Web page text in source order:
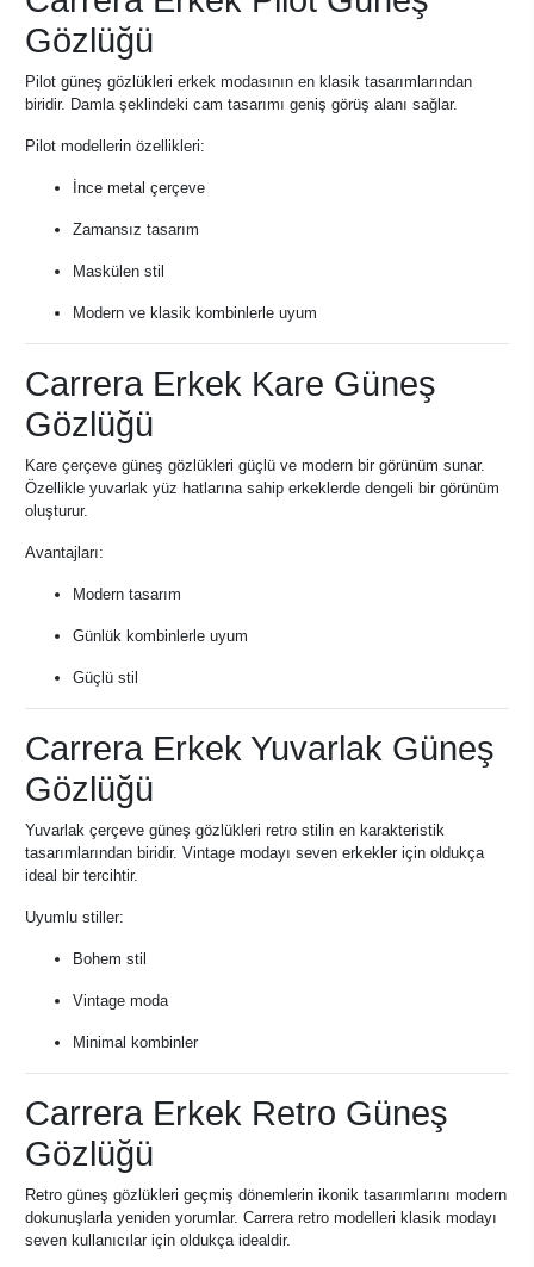
Gözlüğü
Pilot güneş gözlükleri erkek modasının en klasik tasarımlarından
biridir. Damla şeklindeki cam tasarımı geniş görüş alanı sağlar.
Pilot modellerin özellikleri:
İnce metal çerçeve
Zamansız tasarım
Maskülen stil
Modern ve klasik kombinlerle uyum
Carrera Erkek Kare Güneş
Gözlüğü
Kare çerçeve güneş gözlükleri güçlü ve modern bir görünüm sunar.
Özellikle yuvarlak yüz hatlarına sahip erkeklerde dengeli bir görünüm
oluşturur.
Avantajları:
Modern tasarım
Günlük kombinlerle uyum
Güçlü stil
Carrera Erkek Yuvarlak Güneş
Gözlüğü
Yuvarlak çerçeve güneş gözlükleri retro stilin en karakteristik
tasarımlarından biridir. Vintage modayı seven erkekler için oldukça
ideal bir tercihtir.
Uyumlu stiller:
Bohem stil
Vintage moda
Minimal kombinler
Carrera Erkek Retro Güneş
Gözlüğü
Retro güneş gözlükleri geçmiş dönemlerin ikonik tasarımlarını modern
dokunuşlarla yeniden yorumlar. Carrera retro modelleri klasik modayı
seven kullanıcılar için oldukça idealdir.